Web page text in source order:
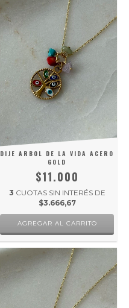
DIJE ARBOL DE LA VIDA ACERO
GOLD
$11.000
3 CUOTAS SIN INTERÉS DE
$3.666,67